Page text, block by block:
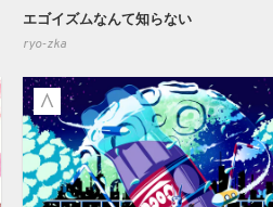
エゴイズムなんて知らない
ryo-zka